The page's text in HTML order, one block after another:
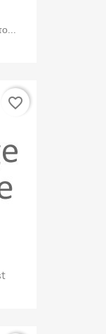
favorite_border